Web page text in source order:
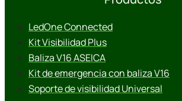
LedOne Connected
Kit Visibilidad Plus
Baliza V16 ASEICA
Kit de emergencia con baliza V16
Soporte de visibilidad Universal